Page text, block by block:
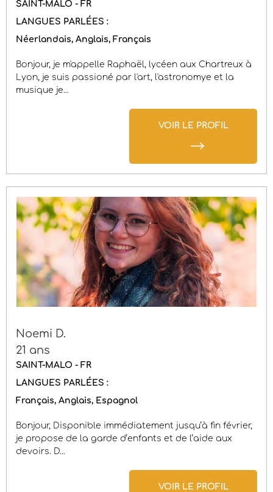
SAINT-MALO - FR
LANGUES PARLÉES :
Néerlandais Anglais Français
Bonjour, je m'appelle Raphaël, lycéen aux Chartreux à
Lyon, je suis passioné par l'art, l'astronomye et la
musique je...
VOIR LE PROFIL
Noemi D.
21 ans
SAINT-MALO - FR
LANGUES PARLÉES :
Français Anglais Espagnol
Bonjour, Disponible immédiatement jusqu’à fin février,
je propose de la garde d’enfants et de l’aide aux
devoirs. D...
VOIR LE PROFIL